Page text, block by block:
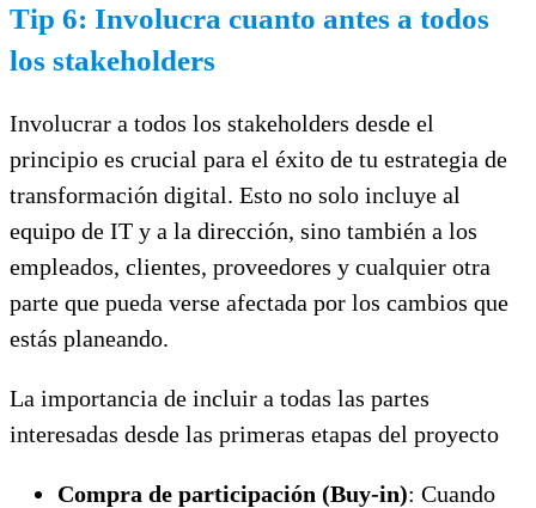
Tip 6: Involucra cuanto antes a todos
los stakeholders
Involucrar a todos los stakeholders desde el
principio es crucial para el éxito de tu estrategia de
transformación digital. Esto no solo incluye al
equipo de IT y a la dirección, sino también a los
empleados, clientes, proveedores y cualquier otra
parte que pueda verse afectada por los cambios que
estás planeando.
La importancia de incluir a todas las partes
interesadas desde las primeras etapas del proyecto
Compra de participación (Buy-in): Cuando